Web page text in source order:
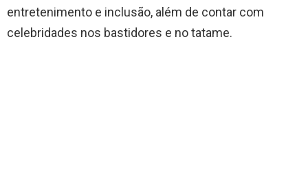
entretenimento e inclusão, além de contar com
celebridades nos bastidores e no tatame.